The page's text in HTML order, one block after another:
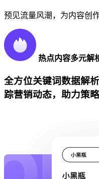
预见流量风潮，为内容创
热点内容多元解
全方位关键词数据解
踪营销动态，助力策略